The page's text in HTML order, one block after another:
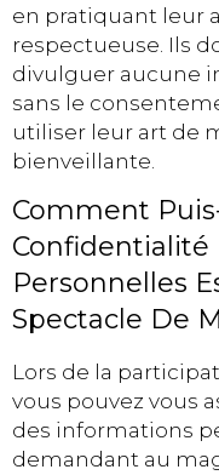
en pratiquant leur
respectueuse. Ils
divulguer aucune
sans le
utiliser leur art de
bienveillante.
Comment
Confidentialité
Personnelles
Spectacle De
Lors de la
vous pouvez vous
des informations
demandant au